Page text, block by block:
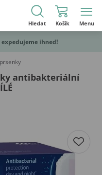
Hledat Košík Menu
expedujeme ihned!
antibakteriální